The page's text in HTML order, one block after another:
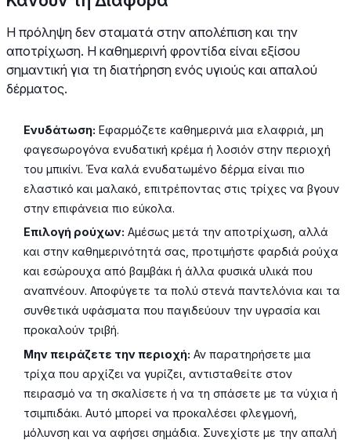
Η πρόληψη δεν σταματά στην απολέπιση και την
αποτρίχωση. Η καθημερινή φροντίδα είναι εξίσου
σημαντική για τη διατήρηση ενός υγιούς και απαλού
δέρματος.
Ενυδάτωση: Εφαρμόζετε καθημερινά μια ελαφριά, μη
φαγεσωρογόνα ενυδατική κρέμα ή λοσιόν στην περιοχή
του μπικίνι. Ένα καλά ενυδατωμένο δέρμα είναι πιο
ελαστικό και μαλακό, επιτρέποντας στις τρίχες να βγουν
στην επιφάνεια πιο εύκολα.
Επιλογή ρούχων: Αμέσως μετά την αποτρίχωση, αλλά
και στην καθημερινότητά σας, προτιμήστε φαρδιά ρούχα
και εσώρουχα από βαμβάκι ή άλλα φυσικά υλικά που
αναπνέουν. Αποφύγετε τα πολύ στενά παντελόνια και τα
συνθετικά υφάσματα που παγιδεύουν την υγρασία και
προκαλούν τριβή.
Μην πειράζετε την περιοχή: Αν παρατηρήσετε μια
τρίχα που αρχίζει να γυρίζει, αντισταθείτε στον
πειρασμό να τη σκαλίσετε ή να τη σπάσετε με τα νύχια ή
τσιμπιδάκι. Αυτό μπορεί να προκαλέσει φλεγμονή,
μόλυνση και να αφήσει σημάδια. Συνεχίστε με την απαλή